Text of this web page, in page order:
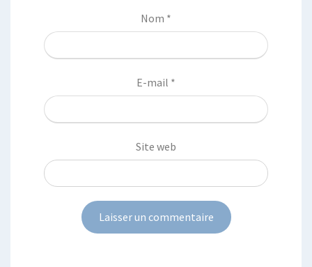
Nom *
E-mail *
Site web